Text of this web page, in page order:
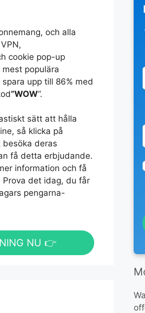
och alla
cookie pop-up
populära
upp till 86% med
”WOW”.
sätt att hålla
så klicka på
besöka deras
få detta erbjudande.
information och få
det idag, du får
pengarna-
NU 👉